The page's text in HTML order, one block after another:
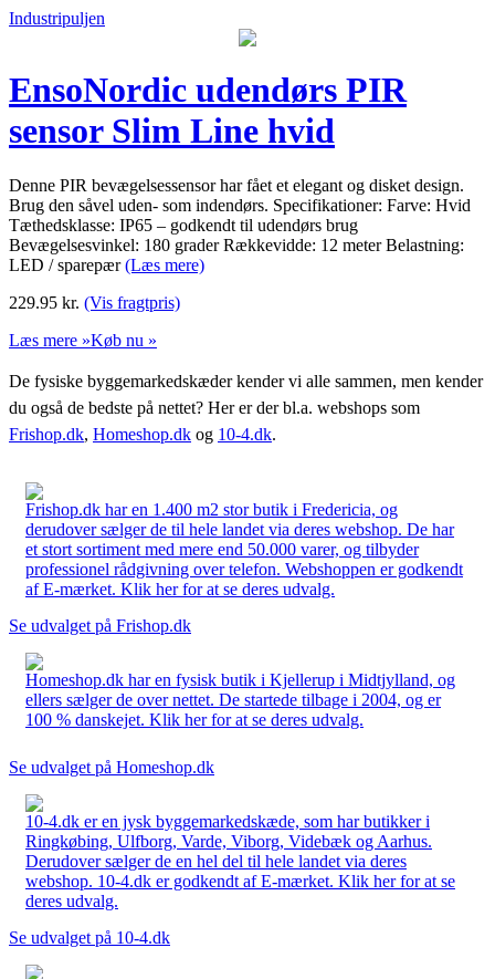
Industripuljen
EnsoNordic udendørs PIR
sensor Slim Line hvid
Denne PIR bevægelsessensor har fået et elegant og disket design.
Brug den såvel uden- som indendørs. Specifikationer: Farve: Hvid
Tæthedsklasse: IP65 – godkendt til udendørs brug
Bevægelsesvinkel: 180 grader Rækkevidde: 12 meter Belastning:
LED / sparepær(Læs mere)
229.95 kr. (Vis fragtpris)
Læs mere »Køb nu »
De fysiske byggemarkedskæder kender vi alle sammen, men kender
du også de bedste på nettet? Her er der bl.a. webshops som
Frishop.dk, Homeshop.dk og 10-4.dk.
Frishop.dk har en 1.400 m2 stor butik i Fredericia, og
derudover sælger de til hele landet via deres webshop. De har
et stort sortiment med mere end 50.000 varer, og tilbyder
professionel rådgivning over telefon. Webshoppen er godkendt
af E-mærket. Klik her for at se deres udvalg.
Se udvalget på Frishop.dk
Homeshop.dk har en fysisk butik i Kjellerup i Midtjylland, og
ellers sælger de over nettet. De startede tilbage i 2004, og er
100 % danskejet. Klik her for at se deres udvalg.
Se udvalget på Homeshop.dk
10-4.dk er en jysk byggemarkedskæde, som har butikker i
Ringkøbing, Ulfborg, Varde, Viborg, Videbæk og Aarhus.
Derudover sælger de en hel del til hele landet via deres
webshop. 10-4.dk er godkendt af E-mærket. Klik her for at se
deres udvalg.
Se udvalget på 10-4.dk